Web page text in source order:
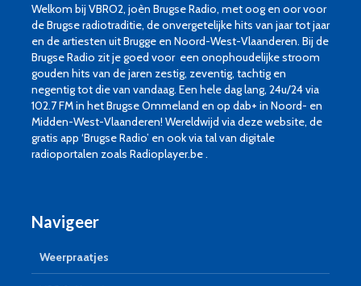
Welkom bij VBRO2, joèn Brugse Radio, met oog en oor voor
de Brugse radiotraditie, de onvergetelijke hits van jaar tot jaar
en de artiesten uit Brugge en Noord-West-Vlaanderen. Bij de
Brugse Radio zit je goed voor een onophoudelijke stroom
gouden hits van de jaren zestig, zeventig, tachtig en
negentig tot die van vandaag. Een hele dag lang, 24u/24 via
102.7 FM in het Brugse Ommeland en op dab+ in Noord- en
Midden-West-Vlaanderen! Wereldwijd via deze website, de
gratis app ‘Brugse Radio’ en ook via tal van digitale
radioportalen zoals Radioplayer.be .
Navigeer
Weerpraatjes